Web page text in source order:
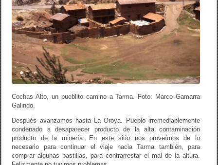
Cochas Alto, un pueblito camino a Tarma. Foto: Marco Gamarra
Galindo.
Después avanzamos hasta La Oroya. Pueblo irremediablemente
condenado a desaparecer producto de la alta contaminación
producto de la minería. En este sitio nos proveímos de lo
necesario para continuar el viaje hacia Tarma también, para
comprar algunas pastillas, para contrarrestar el mal de la altura.